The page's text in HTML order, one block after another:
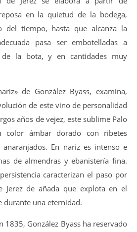
en la quietud de la bodega,
del tiempo, hasta que alcanza la
pasa ser embotelladas a
de la bota, y en cantidades muy
de González Byass, examina,
de este vino de personalidad
años de vejez, este sublime Palo
color ámbar dorado con ribetes
anaranjados. En nariz es intenso e
de almendras y ebanistería fina.
caracterizan el paso por
Jerez de añada que explota en el
durante una eternidad.
1835, González Byass ha reservado